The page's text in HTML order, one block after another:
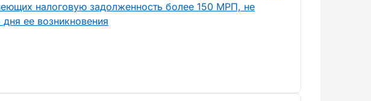
налоговую задолженность более 150 МРП, не
ее возникновения